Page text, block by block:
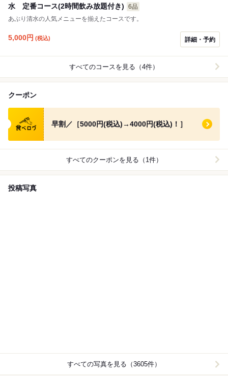
水 定番コース(2時間飲み放題付き)
6品
あぶり清水の人気メニューを揃えたコースです。
5,000円 (税込) 詳細・予約
すべてのコースを見る（4件）
クーポン
食べログ クーポン
早割／［5000円(税込)→4000円(税込)！］
すべてのクーポンを見る（1件）
投稿写真
すべての写真を見る（3605件）